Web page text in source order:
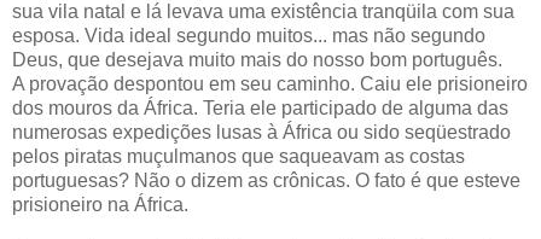
sua vila natal e lá levava uma existência tranqüila com sua
esposa. Vida ideal segundo muitos... mas não segundo
Deus, que desejava muito mais do nosso bom português.
A provação despontou em seu caminho. Caiu ele prisioneiro
dos mouros da África. Teria ele participado de alguma das
numerosas expedições lusas à África ou sido seqüestrado
pelos piratas muçulmanos que saqueavam as costas
portuguesas? Não o dizem as crônicas. O fato é que esteve
prisioneiro na África.